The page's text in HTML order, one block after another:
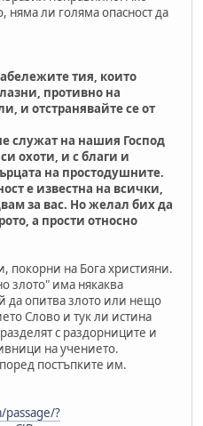
няма ли голяма опасност да
тия, които
противно на
и отстранявайте се от
служат на нашия Господ
охоти, и с благи и
на простодушните.
е известна на всички,
за вас. Но желал бих да
а прости относно
покорни на Бога християни.
злото" има някаква
да опитва злото или нещо
Слово и тук ли истина
с раздорниците и
на учението.
постъпките им.
?